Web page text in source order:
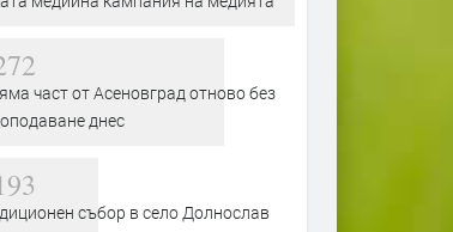
част от Асеновград отново без
днес
събор в село Долнослав